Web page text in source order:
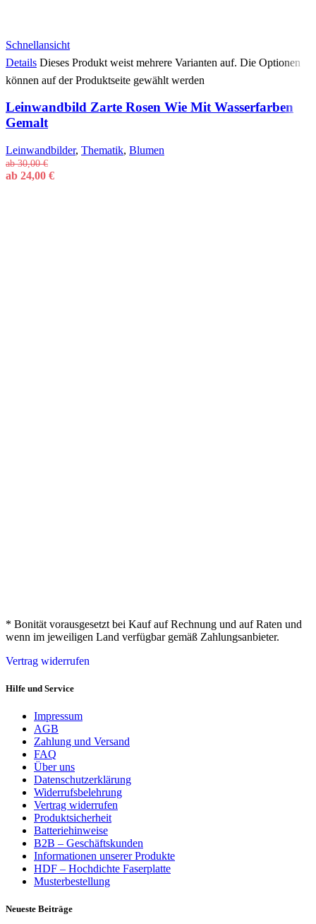
Schnellansicht
Details Dieses Produkt weist mehrere Varianten auf. Die Optionen
können auf der Produktseite gewählt werden
Leinwandbild Zarte Rosen Wie Mit Wasserfarben
Gemalt
Leinwandbilder, Thematik, Blumen
ab30,00€
ab 24,00 €
* Bonität vorausgesetzt bei Kauf auf Rechnung und auf Raten und
wenn im jeweiligen Land verfügbar gemäß Zahlungsanbieter.
Vertrag widerrufen
Hilfe und Service
Impressum
AGB
Zahlung und Versand
FAQ
Über uns
Datenschutzerklärung
Widerrufsbelehrung
Vertrag widerrufen
Produktsicherheit
Batteriehinweise
B2B – Geschäftskunden
Informationen unserer Produkte
HDF – Hochdichte Faserplatte
Musterbestellung
Neueste Beiträge